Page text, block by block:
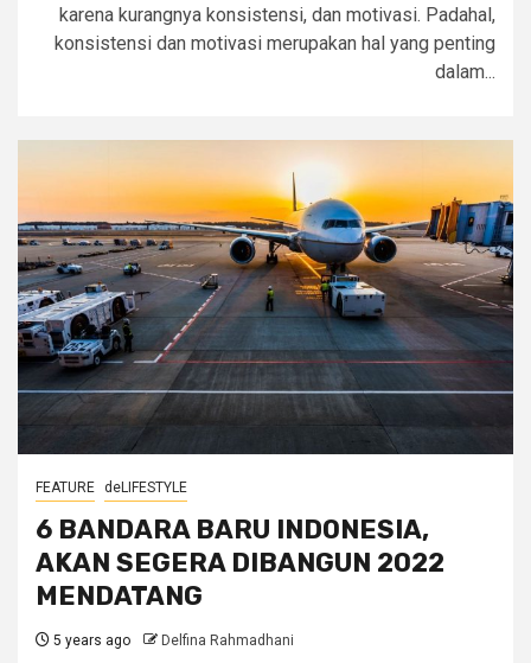
karena kurangnya konsistensi, dan motivasi. Padahal,
konsistensi dan motivasi merupakan hal yang penting
dalam...
FEATURE deLIFESTYLE
6 BANDARA BARU INDONESIA,
AKAN SEGERA DIBANGUN 2022
MENDATANG
5 years ago Delfina Rahmadhani